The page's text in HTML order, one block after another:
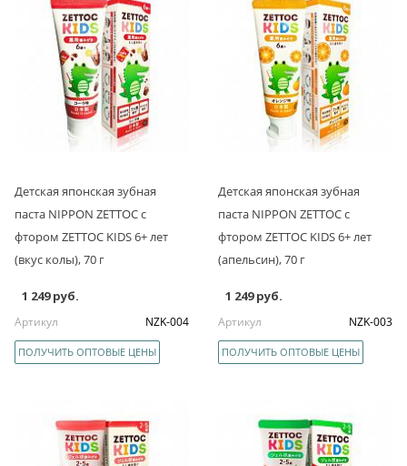
Детская японская зубная
паста NIPPON ZETTOC с
фтором ZETTOC KIDS 6+ лет
(вкус колы), 70 г
1 249 руб.
Артикул NZK-004
ПОЛУЧИТЬ ОПТОВЫЕ ЦЕНЫ
Детская японская зубная
паста NIPPON ZETTOC с
фтором ZETTOC KIDS 6+ лет
(апельсин), 70 г
1 249 руб.
Артикул NZK-003
ПОЛУЧИТЬ ОПТОВЫЕ ЦЕНЫ